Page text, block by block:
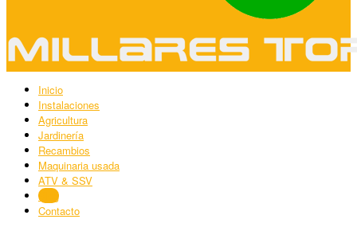
Inicio
Instalaciones
Agricultura
Jardinería
Recambios
Maquinaria usada
ATV & SSV
Blog
Contacto